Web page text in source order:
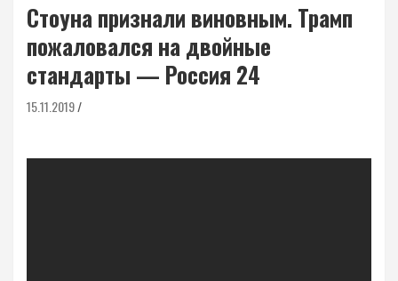
Стоуна признали виновным. Трамп
пожаловался на двойные
стандарты — Россия 24
15.11.2019